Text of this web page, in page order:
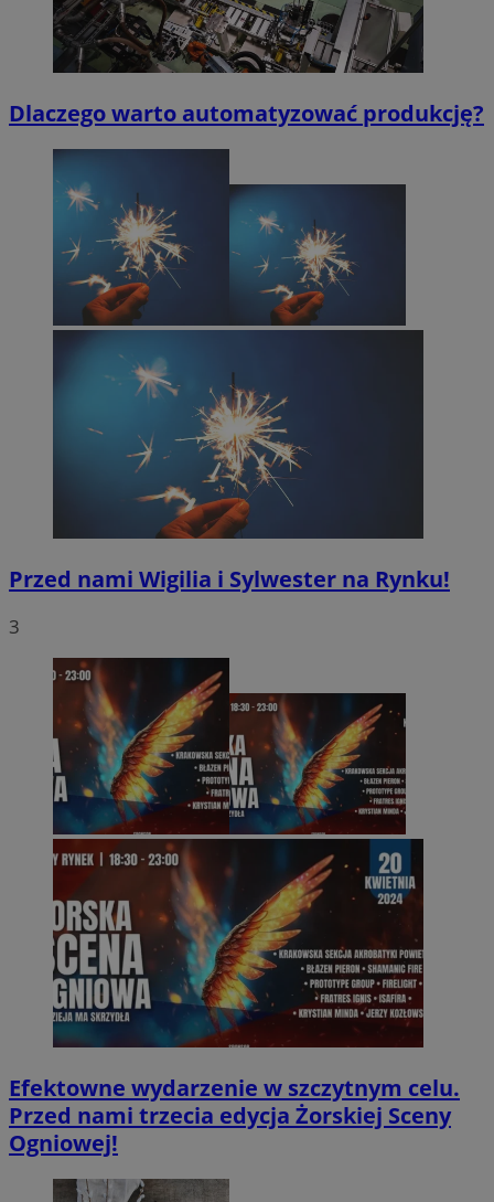
Dlaczego warto automatyzować produkcję?
Przed nami Wigilia i Sylwester na Rynku!
3
Efektowne wydarzenie w szczytnym celu.
Przed nami trzecia edycja Żorskiej Sceny
Ogniowej!